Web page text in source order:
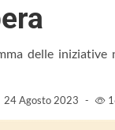
delle iniziative
24 Agosto 2023 -